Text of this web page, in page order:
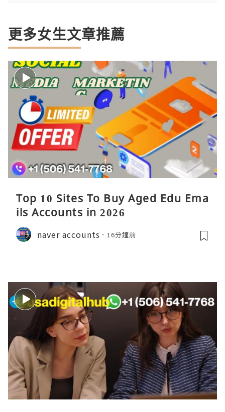
更多女生文章推薦
Top 10 Sites To Buy Aged Edu Ema
ils Accounts in 2026
naver accounts 16分鐘前